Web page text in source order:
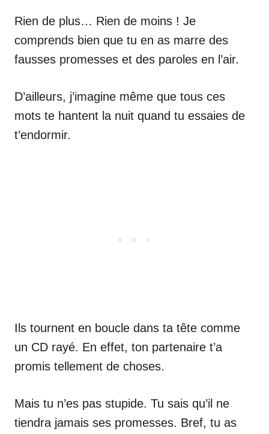
Rien de plus… Rien de moins ! Je
comprends bien que tu en as marre des
fausses promesses et des paroles en l’air.
D’ailleurs, j’imagine même que tous ces
mots te hantent la nuit quand tu essaies de
t’endormir.
Ils tournent en boucle dans ta tête comme
un CD rayé. En effet, ton partenaire t’a
promis tellement de choses.
Mais tu n’es pas stupide. Tu sais qu’il ne
tiendra jamais ses promesses. Bref, tu as